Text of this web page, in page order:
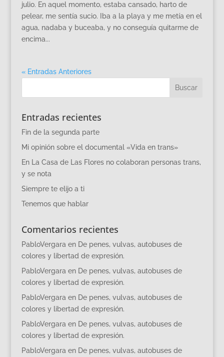
julio. En aquel momento, estaba cansado, harto de
pelear, me sentía sucio. Iba a la playa y me metía en el
agua, nadaba y buceaba, y no conseguía quitarme de
encima...
« Entradas Anteriores
Entradas recientes
Fin de la segunda parte
Mi opinión sobre el documental «Vida en trans»
En La Casa de Las Flores no colaboran personas trans,
y se nota
Siempre te elijo a ti
Tenemos que hablar
Comentarios recientes
PabloVergara en De penes, vulvas, autobuses de
colores y libertad de expresión.
PabloVergara en De penes, vulvas, autobuses de
colores y libertad de expresión.
PabloVergara en De penes, vulvas, autobuses de
colores y libertad de expresión.
PabloVergara en De penes, vulvas, autobuses de
colores y libertad de expresión.
PabloVergara en De penes, vulvas, autobuses de